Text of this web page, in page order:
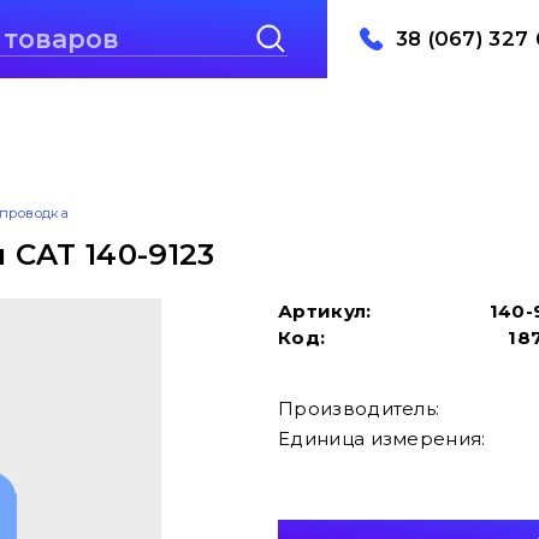
38 (067) 327
140-9123
Артикул:
140-
Код:
Производитель:
Единица измерения: